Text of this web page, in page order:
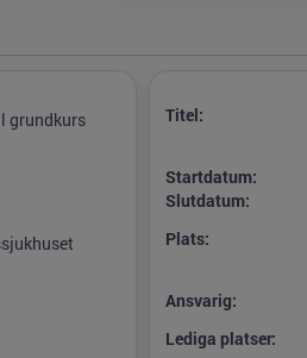
grundkurs
Titel:
Startdatum:
Slutdatum:
Plats:
Ansvarig:
Lediga platser: